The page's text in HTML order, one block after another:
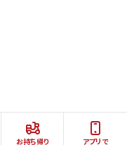
お持ち帰り アプリで